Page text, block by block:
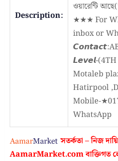
Description:
ওয়ারেন্টি
★★★ For
inbox or
𝙇𝙚𝙫𝙚𝙡-
Motaleb
Hatirpool
Mobile-
WhatsApp
সতর্কতা – নিজ
AamarMarket.comবাক্তিগত